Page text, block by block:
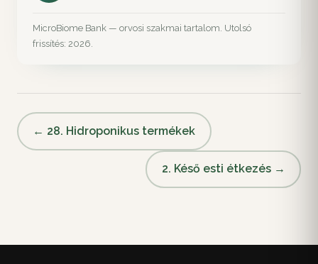
MicroBiome Bank — orvosi szakmai tartalom. Utolsó
frissítés: 2026.
← 28. Hidroponikus termékek
2. Késő esti étkezés →